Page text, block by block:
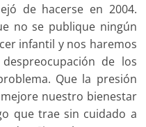
de hacerse en 2004.
no se publique ningún
infantil y nos haremos
de los
Que la presión
nuestro bienestar
que trae sin cuidado a